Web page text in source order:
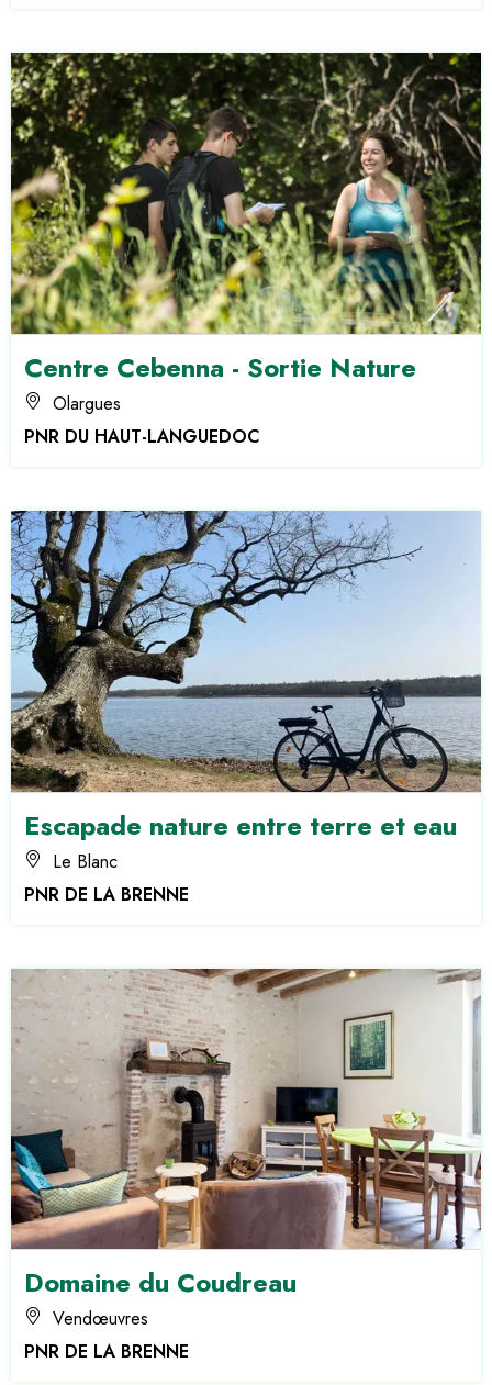
Centre Cebenna - Sortie Nature
Olargues
PNR DU HAUT-LANGUEDOC
Escapade nature entre terre et eau
Le Blanc
PNR DE LA BRENNE
Domaine du Coudreau
Vendœuvres
PNR DE LA BRENNE